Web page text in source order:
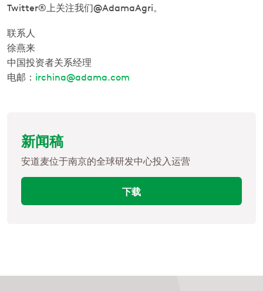
Twitter®上关注我们@AdamaAgri。
联系人
徐燕来
中国投资者关系经理
电邮： irchina@adama.com
新闻稿
安道麦位于南京的全球研发中心投入运营
下载